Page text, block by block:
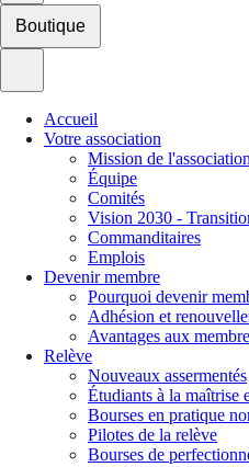
Boutique
Accueil
Votre association
Mission de l'association
Équipe
Comités
Vision 2030 -
Commanditaires
Emplois
Devenir membre
Pourquoi devenir
Adhésion et
Avantages aux
Relève
Nouveaux assermentés
Étudiants à la maîtrise
Bourses en pratique
Pilotes de la relève
Bourses de